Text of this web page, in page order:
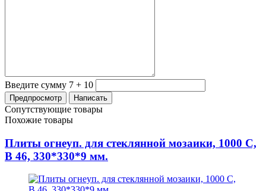
Введите сумму 7 + 10
Сопутствующие товары
Похожие товары
Плиты огнеуп. для стеклянной мозаики, 1000 С,
В 46, 330*330*9 мм.